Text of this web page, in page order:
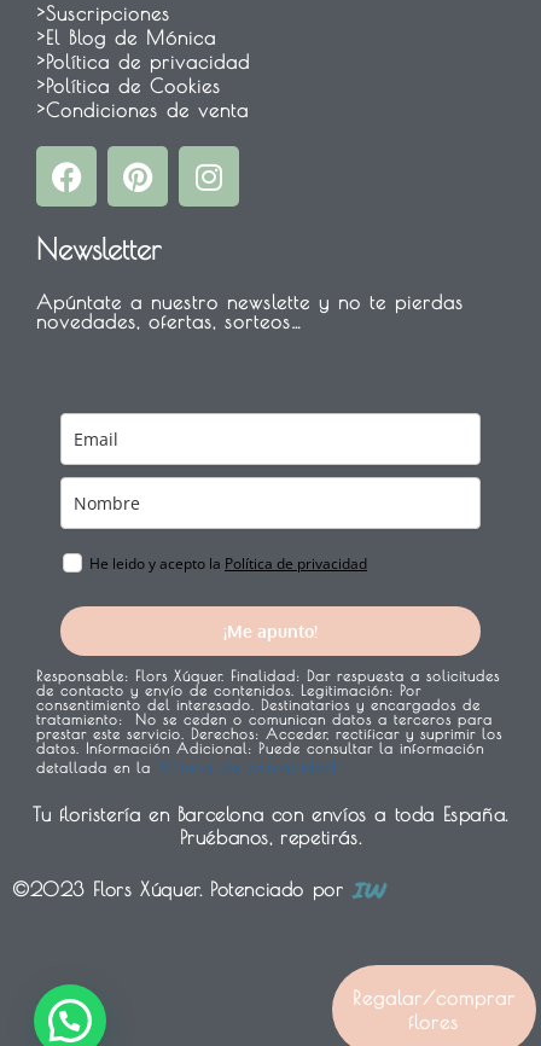
Regalar/comprar
flores
>Suscripciones
>El Blog de Mónica
>Política de privacidad
>Política de Cookies
>Condiciones de venta
F
a
e
o
o
P
i
t
r
e
I
n
g
r
Newsletter
Apúntate a nuestro newslette y no te pierdas
novedades, ofertas, sorteos…
He leido y acepto la Política de privacidad
¡Me apunto!
Responsable: Flors Xúquer. Finalidad: Dar respuesta a solicitudes
de contacto y envío de contenidos. Legitimación: Por
consentimiento del interesado. Destinatarios y encargados de
tratamiento: No se ceden o comunican datos a terceros para
prestar este servicio. Derechos: Acceder, rectificar y suprimir los
datos. Información Adicional: Puede consultar la información
detallada en la Política de privacidad
Tu floristería en Barcelona con envíos a toda España.
Pruébanos, repetirás.
©2023 Flors Xúquer. Potenciado por
1